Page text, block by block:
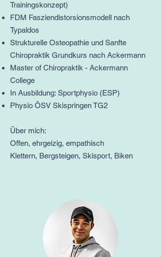
Trainingskonzept)
FDM Fasziendistorsionsmodell nach
Typaldos
Strukturelle Osteopathie und Sanfte
Chiropraktik Grundkurs nach Ackermann
Master of Chiropraktik - Ackermann
College
In Ausbildung: Sportphysio (ESP)
Physio ÖSV Skispringen TG2
Über mich:
Offen, ehrgeizig, empathisch
Klettern, Bergsteigen, Skisport, Biken